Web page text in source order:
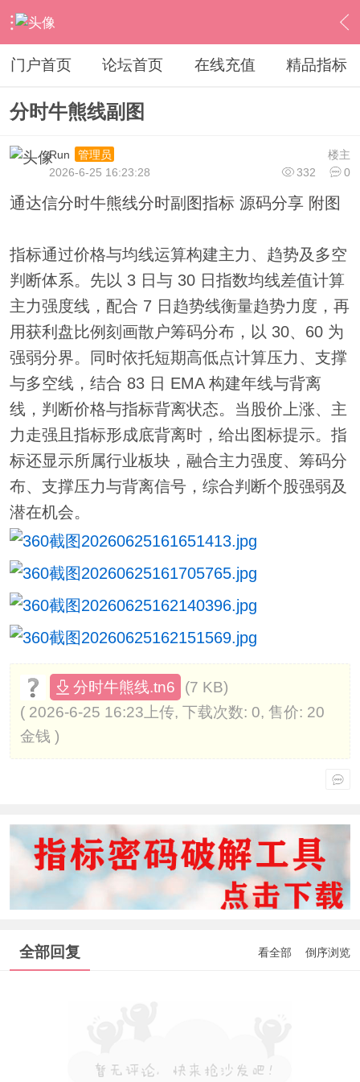
› 通达信指标公式 › 分时指标公式 › 内容
门户首页 论坛首页 在线充值 精品指标
分时牛熊线副图
楼主
Run
管理员
332
0
2026-6-25 16:23:28
通达信分时牛熊线分时副图指标 源码分享 附图
指标通过价格与均线运算构建主力、趋势及多空
判断体系。先以 3 日与 30 日指数均线差值计算
主力强度线，配合 7 日趋势线衡量趋势力度，再
用获利盘比例刻画散户筹码分布，以 30、60 为
强弱分界。同时依托短期高低点计算压力、支撑
与多空线，结合 83 日 EMA 构建年线与背离
线，判断价格与指标背离状态。当股价上涨、主
力走强且指标形成底背离时，给出图标提示。指
标还显示所属行业板块，融合主力强度、筹码分
布、支撑压力与背离信号，综合判断个股强弱及
潜在机会。
分时牛熊线.tn6
(7 KB)
( 2026-6-25 16:23上传, 下载次数: 0, 售价: 20
金钱 )
全部回复 看全部 倒序浏览